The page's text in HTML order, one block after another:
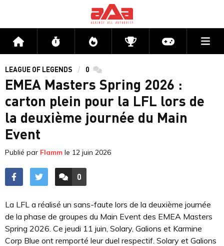
Accueil Flux Directs CompétitionsActu jeux
LEAGUE OF LEGENDS 0 commentaires
EMEA Masters Spring 2026 :
carton plein pour la LFL lors de
la deuxième journée du Main
Event
Publié par Flamm le 12 juin 2026
ACCÉDER AUX
0
COMMENTAIRES
La LFL a réalisé un sans-faute lors de la deuxième journée
de la phase de groupes du Main Event des EMEA Masters
Spring 2026. Ce jeudi 11 juin, Solary, Galions et Karmine
Corp Blue ont remporté leur duel respectif. Solary et Galions